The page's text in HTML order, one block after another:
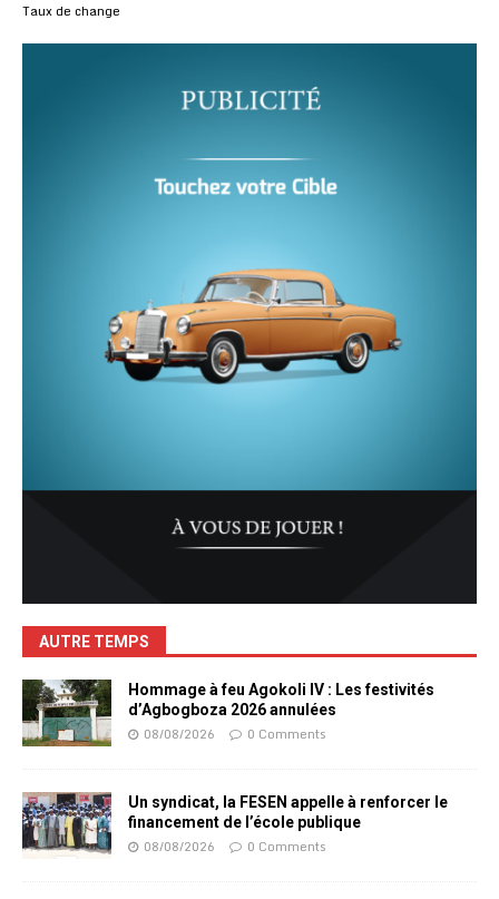
Taux de change
AUTRE TEMPS
Hommage à feu Agokoli IV : Les festivités
d’Agbogboza 2026 annulées
08/08/2026 0 Comments
Un syndicat, la FESEN appelle à renforcer le
financement de l’école publique
08/08/2026 0 Comments